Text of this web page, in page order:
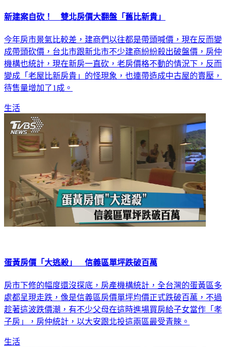
新建案自砍！ 雙北房價大翻盤「舊比新貴」
今年房市景氣比較差，建商們以往都是帶頭喊價，現在反而變
成帶頭砍價，台北市跟新北市不少建商紛紛殺出破盤價，房仲
機構也統計，現在新房一直砍，老房價格不動的情況下，反而
變成「老屋比新房貴」的怪現象，也連帶造成中古屋的賣壓，
待售量增加了1成。
生活
蛋黃房價「大逃殺」 信義區單坪跌破百萬
房市下修的幅度還沒探底，房產機構統計，全台灣的蛋黃區多
處都呈現走跌，像是信義區房價單坪均價正式跌破百萬，不過
趁著這波跌價潮，有不少父母在這時進場買房給子女當作「孝
子房」，房仲統計，以大安跟北投這兩區最受青睞。
生活